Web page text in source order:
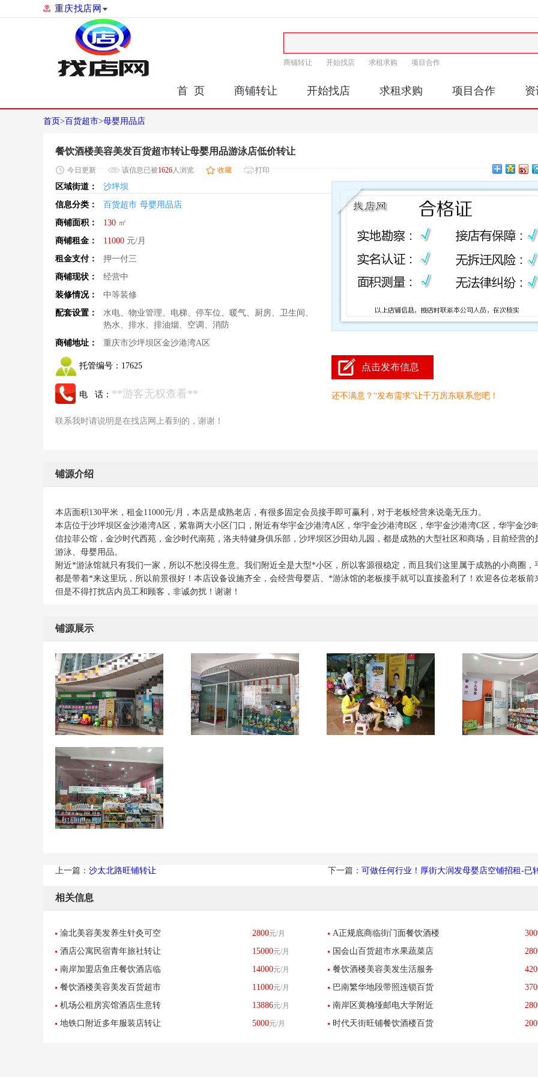
重庆找店网
商铺转让 开始找店 求租求购 项目合作
首 页 商铺转让 开始找店 求租求购 项目合作 资
首页>百货超市>母婴用品店
餐饮酒楼美容美发百货超市转让母婴用品游泳店低价转让
今日 更新 该信息已被1626人浏览 收藏 打印
区域街道：
沙坪坝
信息分类：
百货超市 母婴用品店
商铺面积：
130 ㎡
商铺租金：
11000 元/月
租金支付：
押一付三
商铺现状：
经营中
装修情况：
中等装修
配套设置：
水电、物业管理、电梯、停车位、暖气、厨房、卫生间、
热水、排水、排油烟、空调、消防
商铺地址：
重庆市沙坪坝区金沙港湾A区
托管编号： 17625
电 话： **游客无权查看**
联系我时请说明是在找店网上看到的，谢谢！
点击发布信息
还不满意？“发布需求”让千万房东联系您吧！
铺源介绍
本店面积130平米，租金11000元/月，本店是成熟老店，有很多固定会员接手即可赢利，对于老板经营来说毫无压力。
本店位于沙坪坝区金沙港湾A区，紧靠两大小区门口，附近有华宇金沙港湾A区，华宇金沙港湾B区，华宇金沙港湾C区，华宇金沙
信拉菲公馆，金沙时代西苑，金沙时代南苑，洛夫特健身俱乐部，沙坪坝区沙田幼儿园，都是成熟的大型社区和商场，目前经营
游泳、母婴用品。
附近*游泳馆就只有我们一家，所以不愁没得生意。我们附近全是大型*小区，所以客源很稳定，而且我们这里属于成熟的小商圈，
都是带着*来这里玩，所以前景很好！本店设备设施齐全，会经营母婴店、*游泳馆的老板接手就可以直接盈利了！欢迎各位老板前
但是不得打扰店内员工和顾客，非诚勿扰！谢谢！
铺源展示
上一篇： 沙太北路旺铺转让 下一篇： 可做任何行业！厚街大润发母婴店空铺招租-已
相关信息
渝北美容美发养生针灸可空
转整转-已转让
2800元/月 A正规底商临街门面餐饮酒楼
教育培训水果店盈利转让-已
酒店公寓民宿青年旅社转让
15000元/月 国会山百货超市水果蔬菜店
转让带快递代收点-已转让
南岸加盟店鱼庄餐饮酒店临
街底商可外摆转让餐馆超市
14000元/月 餐饮酒楼美容美发生活服务
转让干洗店低价带技术转让
餐饮酒楼美容美发百货超市
转让母婴用品游泳店低价转
11000元/月 巴南繁华地段带照连锁百货
超市转让流水每天3000+-已
机场公租房宾馆酒店生意转
让因孩子上学所以转让房租
13886元/月 南岸区黄桷垭邮电大学附近
足浴按摩养生美容店转让
地铁口附近多年服装店转让
5000元/月 时代天街旺铺餐饮酒楼百货